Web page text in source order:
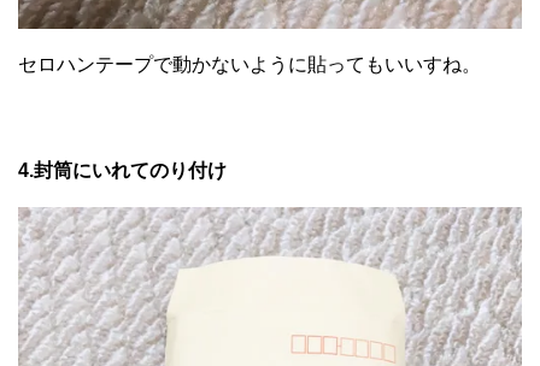
セロハンテープで動かないように貼ってもいいすね。
4.封筒にいれてのり付け